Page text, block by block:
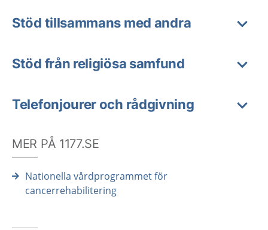
Stöd tillsammans med andra
Stöd från religiösa samfund
Telefonjourer och rådgivning
MER PÅ 1177.SE
Nationella vårdprogrammet för
cancerrehabilitering